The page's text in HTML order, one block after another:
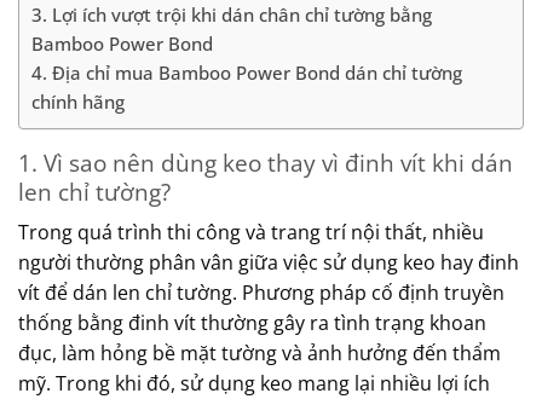
3. Lợi ích vượt trội khi dán chân chỉ tường bằng
Bamboo Power Bond
4. Địa chỉ mua Bamboo Power Bond dán chỉ tường
chính hãng
1. Vì sao nên dùng keo thay vì đinh vít khi dán
len chỉ tường?
Trong quá trình thi công và trang trí nội thất, nhiều
người thường phân vân giữa việc sử dụng keo hay đinh
vít để dán len chỉ tường. Phương pháp cố định truyền
thống bằng đinh vít thường gây ra tình trạng khoan
đục, làm hỏng bề mặt tường và ảnh hưởng đến thẩm
mỹ. Trong khi đó, sử dụng keo mang lại nhiều lợi ích